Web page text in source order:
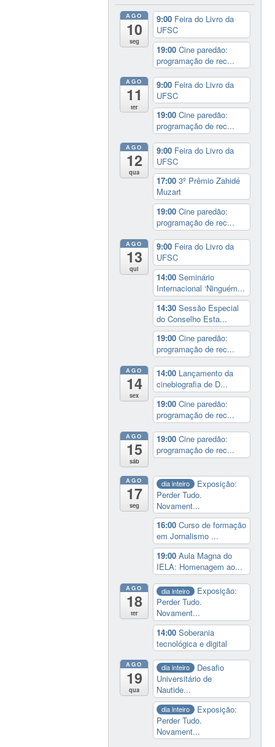
AGO
10
seg
9:00 Feira do Livro da
UFSC
19:00Cine paredão:
programação de rec...
AGO
11
ter
9:00 Feira do Livro da
UFSC
19:00Cine paredão:
programação de rec...
AGO
12
qua
9:00 Feira do Livro da
UFSC
17:003º Prêmio Zahidé
Muzart
19:00Cine paredão:
programação de rec...
AGO
13
qui
9:00 Feira do Livro da
UFSC
14:00Seminário
Internacional ‘Ninguém...
14:30Sessão Especial
do Conselho Esta...
19:00Cine paredão:
programação de rec...
AGO
14
sex
14:00 Lançamento da
cinebiografia de D...
19:00Cine paredão:
programação de rec...
AGO
15
sáb
19:00Cine paredão:
programação de rec...
AGO
17
seg
dia inteiro
Exposição:
Perder Tudo.
Novament...
16:00Curso de formação
em Jornalismo ...
19:00Aula Magna do
IELA: Homenagem ao...
AGO
18
ter
dia inteiro
Exposição:
Perder Tudo.
Novament...
14:00Soberania
tecnológica e digital
AGO
19
qua
dia inteiro
Desafio
Universitário de
Nautide...
dia inteiro
Exposição:
Perder Tudo.
Novament...